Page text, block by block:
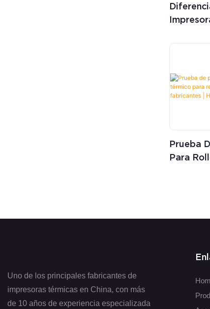
Prueba
Para
Uno de los principales fabricantes de
impresoras térmicas en China, con más
de 10 años de experiencia especializada